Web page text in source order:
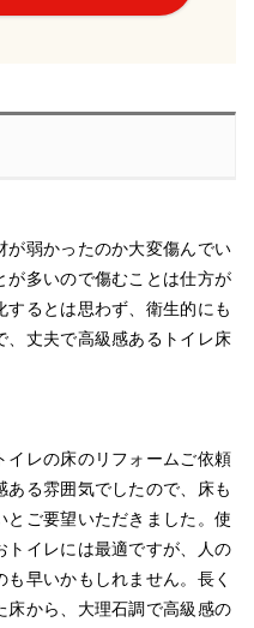
が弱かったのか大変傷んでい
が多いので傷むことは仕方が
るとは思わず、衛生的にも
、丈夫で高級感あるトイレ床
イレの床のリフォームご依頼
る雰囲気でしたので、床も
とご要望いただきました。使
トイレには最適ですが、人の
早いかもしれません。長く
床から、大理石調で高級感の